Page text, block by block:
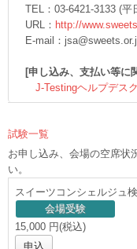
TEL：03-6421-3133 (平
URL： http://
E-mail：
[申し込み、支払い等に
J-Testingヘルプデスク
試験一覧
お申し込み、会場の空席状
い。
スイーツコンシェルジュ
会場受験
15,000 円(税込)
申込